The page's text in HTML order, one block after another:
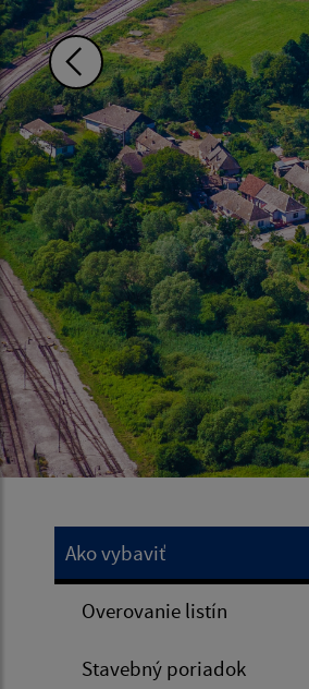
Ako vybaviť
Overovanie listín
Stavebný poriadok